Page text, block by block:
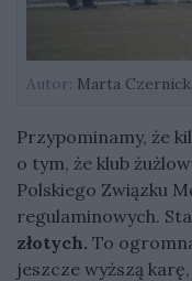
Autor: Marta
Przypominamy, że
o tym, że klub
Polskiego Związku
regulaminowych.
złotych. To
jeszcze wyższą